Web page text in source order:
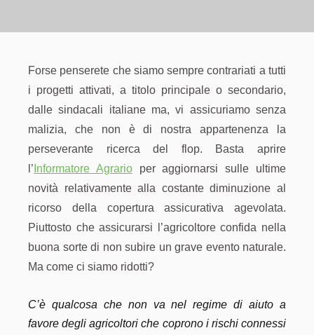
Forse penserete che siamo sempre contrariati a tutti
i progetti attivati, a titolo principale o secondario,
dalle sindacali italiane ma, vi assicuriamo senza
malizia, che non è di nostra appartenenza la
perseverante ricerca del flop. Basta aprire
l’ Informatore Agrarioper aggiornarsi sulle ultime
novità relativamente alla costante diminuzione al
ricorso della copertura assicurativa agevolata.
Piuttosto che assicurarsi l’agricoltore confida nella
buona sorte di non subire un grave evento naturale.
Ma come ci siamo ridotti?
C’è qualcosa che non va nel regime di aiuto a
favore degli agricoltori che coprono i rischi connessi